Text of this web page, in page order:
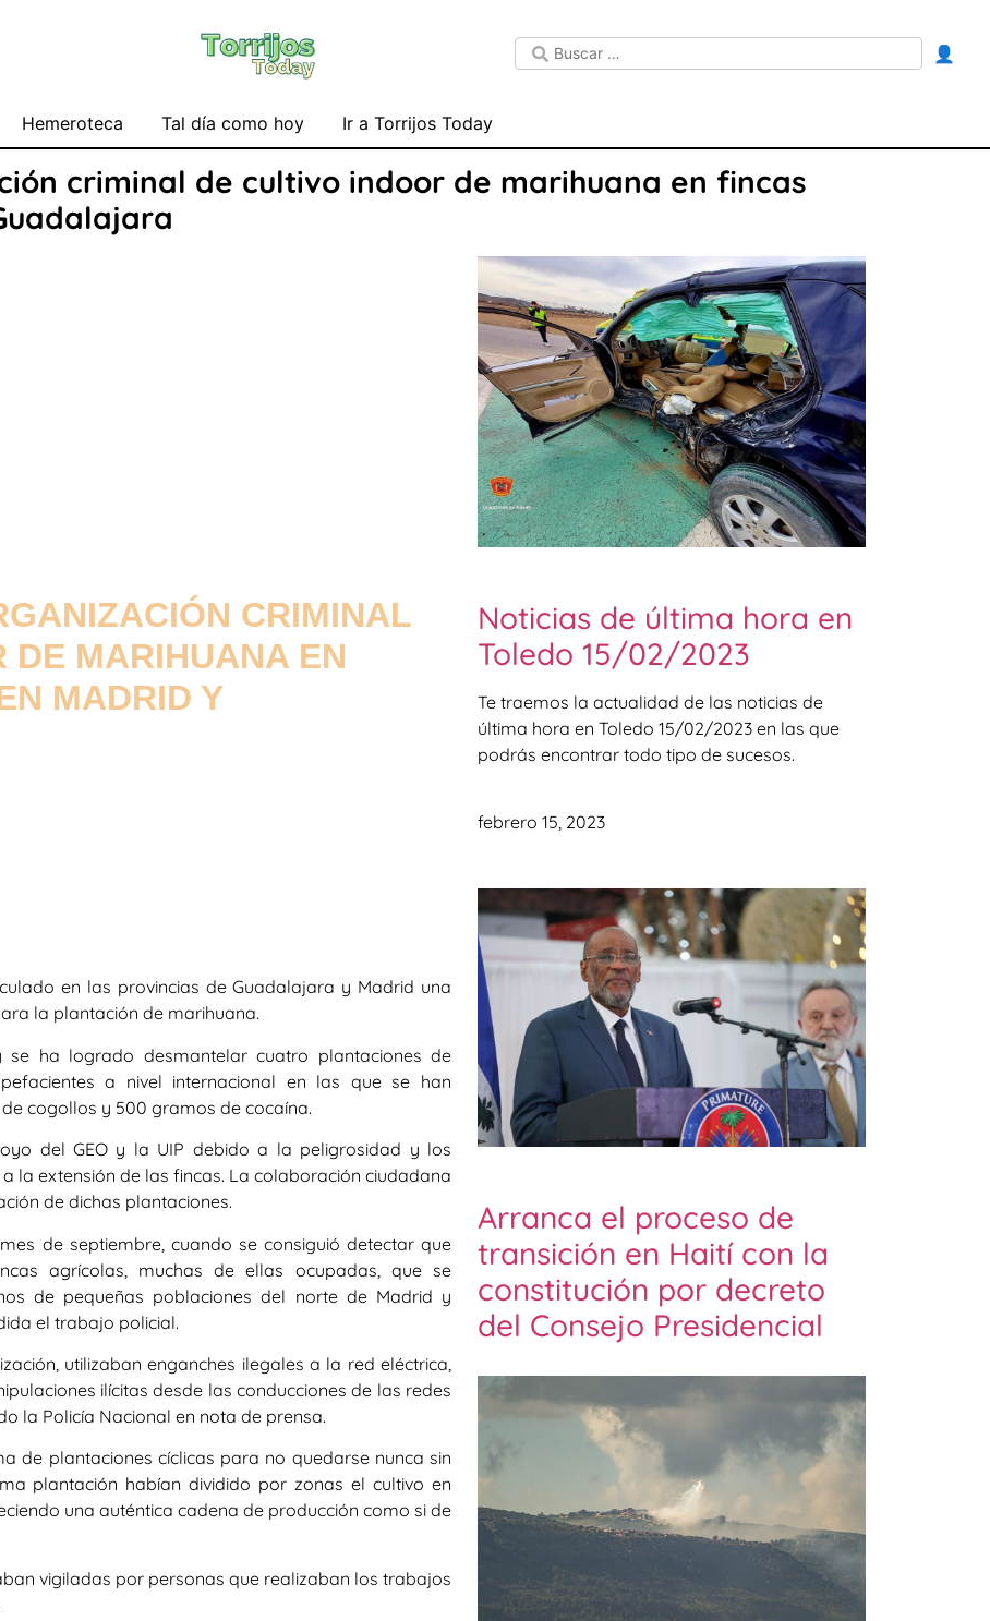
👤
Hemeroteca Tal día como hoy Ir a Torrijos Today
criminal de cultivo indoor de marihuana en fincas
CRIMINAL
DE MARIHUANA EN
MADRID Y
en las provincias de Guadalajara y Madrid una
la plantación de marihuana.
ha logrado desmantelar cuatro plantaciones de
a nivel internacional en las que se han
cogollos y 500 gramos de cocaína.
del GEO y la UIP debido a la peligrosidad y los
la extensión de las fincas. La colaboración ciudadana
de dichas plantaciones.
de septiembre, cuando se consiguió detectar que
agrícolas, muchas de ellas ocupadas, que se
de pequeñas poblaciones del norte de Madrid y
el trabajo policial.
utilizaban enganches ilegales a la red eléctrica,
ilícitas desde las conducciones de las redes
la Policía Nacional en nota de prensa.
de plantaciones cíclicas para no quedarse nunca sin
plantación habían dividido por zonas el cultivo en
una auténtica cadena de producción como si de
vigiladas por personas que realizaban los trabajos
Noticias de última hora en
Toledo 15/02/2023
Te traemos la actualidad de las noticias de
última hora en Toledo 15/02/2023 en las que
podrás encontrar todo tipo de sucesos.
febrero 15, 2023
Arranca el proceso de
transición en Haití con la
constitución por decreto
del Consejo Presidencial